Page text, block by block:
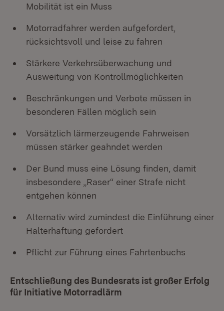
Mobilität ist ein Muss
Motorradfahrer werden aufgefordert,
rücksichtsvoll und leise zu fahren
Stärkere Verkehrsüberwachung und
Ausweitung von Kontrollmöglichkeiten
Beschränkungen und Verbote müssen in
besonderen Fällen möglich sein
Vorsätzlich lärmerzeugende Fahrweisen
müssen stärker geahndet werden
Der Bund muss eine Lösung finden, damit
insbesondere „Raser“ einer Strafe nicht
entgehen können
Alternativ wird zumindest die Einführung einer
Halterhaftung gefordert
Pflicht zur Führung eines Fahrtenbuchs
Entschließung des Bundesrats ist großer Erfolg
für Initiative Motorradlärm